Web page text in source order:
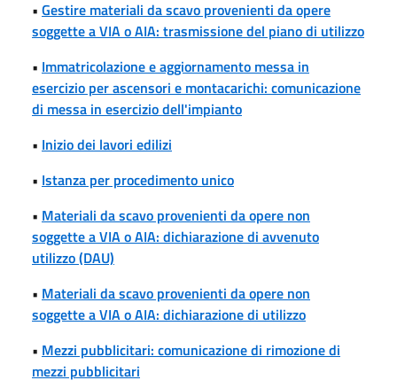
• Gestire materiali da scavo provenienti da opere
soggette a VIA o AIA: trasmissione del piano di utilizzo
• Immatricolazione e aggiornamento messa in
esercizio per ascensori e montacarichi: comunicazione
di messa in esercizio dell'impianto
• Inizio dei lavori edilizi
• Istanza per procedimento unico
• Materiali da scavo provenienti da opere non
soggette a VIA o AIA: dichiarazione di avvenuto
utilizzo (DAU)
• Materiali da scavo provenienti da opere non
soggette a VIA o AIA: dichiarazione di utilizzo
• Mezzi pubblicitari: comunicazione di rimozione di
mezzi pubblicitari